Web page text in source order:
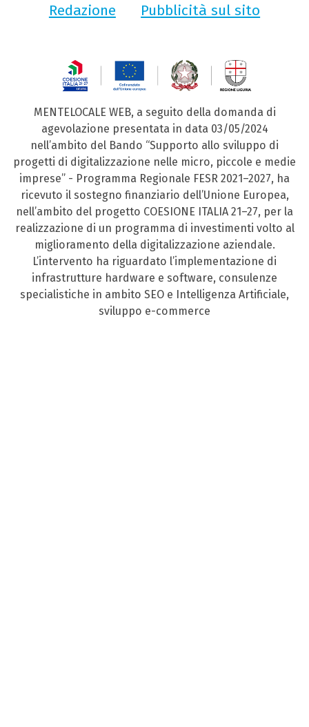
Redazione
Pubblicità sul sito
MENTELOCALE WEB, a seguito della domanda di
agevolazione presentata in data 03/05/2024
nell’ambito del Bando “Supporto allo sviluppo di
progetti di digitalizzazione nelle micro, piccole e medie
imprese” - Programma Regionale FESR 2021–2027, ha
ricevuto il sostegno finanziario dell’Unione Europea,
nell’ambito del progetto COESIONE ITALIA 21–27, per la
realizzazione di un programma di investimenti volto al
miglioramento della digitalizzazione aziendale.
L’intervento ha riguardato l’implementazione di
infrastrutture hardware e software, consulenze
specialistiche in ambito SEO e Intelligenza Artificiale,
sviluppo e-commerce